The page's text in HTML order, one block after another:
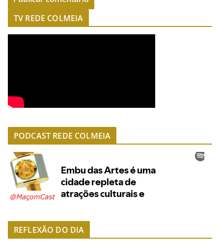
TV REDE COLMEIA
PODCAST REDE COLMEIA
REFLEXÃO DO DIA